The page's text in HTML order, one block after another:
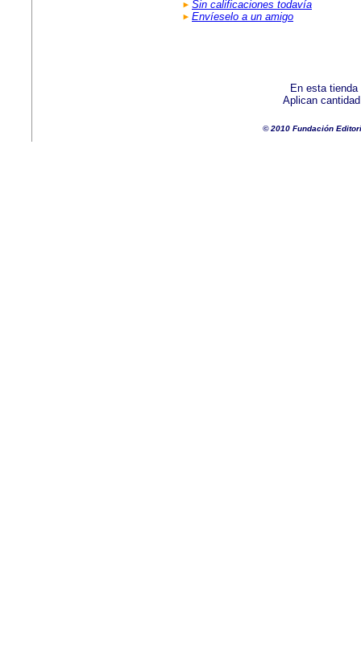
Sin calificaciones todavía
Envíeselo a un amigo
En esta
Aplican
© 2010 Fundación